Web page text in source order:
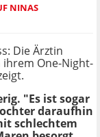
NINAS
Die Ärztin
One-Night-
"Es ist sogar
daraufhin
schlechtem